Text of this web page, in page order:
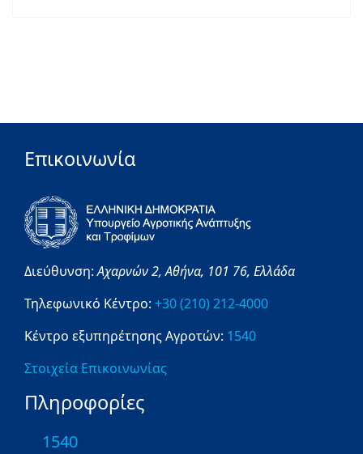
Επικοινωνία
Διεύθυνση:Αχαρνών 2,Αθήνα, 101 76, Ελλάδα
Τηλεφωνικό Κέντρο: +30 (210) 212-4000
Κέντρο εξυπηρέτησης Αγροτών: 1540
Στοιχεία Επικοινωνίας
Πληροφορίες
1540